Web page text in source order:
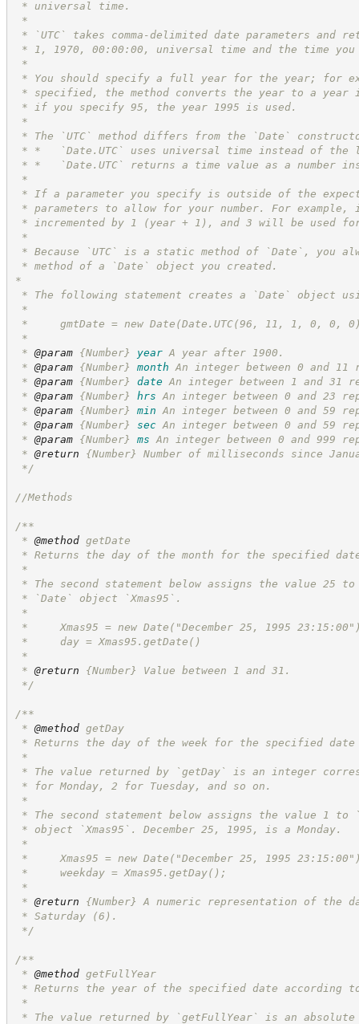
* universal time.
*
* `UTC` takes comma-delimited date parameters and
* 1, 1970, 00:00:00, universal time and the time
*
* You should specify a full year for the year; for
* specified, the method converts the year to a year
* if you specify 95, the year 1995 is used.
*
* The `UTC` method differs from the `Date`
* *   `Date.UTC` uses universal time instead of the
* *   `Date.UTC` returns a time value as a number
*
* If a parameter you specify is outside of the
* parameters to allow for your number. For
* incremented by 1 (year + 1), and 3 will be used
*
* Because `UTC` is a static method of `Date`, you
* method of a `Date` object you created.
*
* The following statement creates a `Date` object
*
*     gmtDate = new Date(Date.UTC(96, 11, 1, 0, 0,
*
* @param {Number} year A year after 1900.
* @param {Number} month An integer between 0 and
* @param {Number} date An integer between 1 and 31
* @param {Number} hrs An integer between 0 and 23
* @param {Number} min An integer between 0 and 59
* @param {Number} sec An integer between 0 and 59
* @param {Number} ms An integer between 0 and 999
* @return {Number}
Number of milliseconds since
*/
//Methods
/**
* @method getDate
* Returns the day of the month for the specified
*
* The second statement below assigns the value 25
* `Date` object `Xmas95`.
*
*     Xmas95 = new Date("December 25, 1995
*     day = Xmas95.getDate()
*
* @return {Number}
Value between 1 and 31.
*/
/**
* @method getDay
* Returns the day of the week for the specified
*
* The value returned by `getDay` is an integer
* for Monday, 2 for Tuesday, and so on.
*
* The second statement below assigns the value 1
* object `Xmas95`. December 25, 1995, is a Monday.
*
*     Xmas95 = new Date("December 25, 1995
*     weekday = Xmas95.getDay();
*
* @return {Number}
A numeric representation of the
* Saturday (6).
*/
/**
* @method getFullYear
* Returns the year of the specified date according
*
* The value returned by `getFullYear` is an absolute